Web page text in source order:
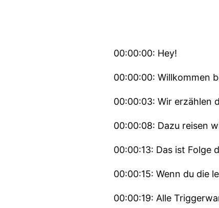
00:00:00: Hey!
00:00:00: Willkommen
00:00:03: Wir erzählen
00:00:08: Dazu reisen
00:00:13: Das ist Folge
00:00:15: Wenn du die
00:00:19: Alle